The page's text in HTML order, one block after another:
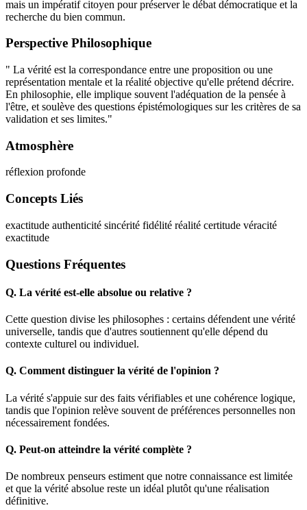
mais un impératif citoyen pour préserver le débat démocratique et la
recherche du bien commun.
Perspective Philosophique
" La vérité est la correspondance entre une proposition ou une
représentation mentale et la réalité objective qu'elle prétend décrire.
En philosophie, elle implique souvent l'adéquation de la pensée à
l'être, et soulève des questions épistémologiques sur les critères de sa
validation et ses limites."
Atmosphère
réflexion profonde
Concepts Liés
exactitude authenticité sincérité fidélité réalité certitude véracité
exactitude
Questions Fréquentes
Q. La vérité est-elle absolue ou relative ?
Cette question divise les philosophes : certains défendent une vérité
universelle, tandis que d'autres soutiennent qu'elle dépend du
contexte culturel ou individuel.
Q. Comment distinguer la vérité de l'opinion ?
La vérité s'appuie sur des faits vérifiables et une cohérence logique,
tandis que l'opinion relève souvent de préférences personnelles non
nécessairement fondées.
Q. Peut-on atteindre la vérité complète ?
De nombreux penseurs estiment que notre connaissance est limitée
et que la vérité absolue reste un idéal plutôt qu'une réalisation
définitive.